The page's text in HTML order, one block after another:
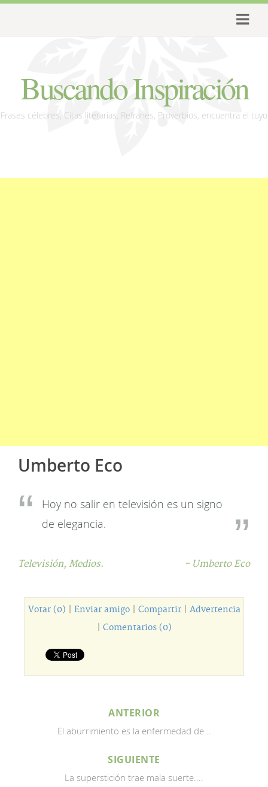
Buscando Inspiración
Frases célebres, Citas literarias, Refranes, Proverbios, encuentra el tuyo
Umberto Eco
Hoy no salir en televisión es un signo
de elegancia.
Televisión, Medios. - Umberto Eco
Votar (0) Enviar amigo| Compartir| Advertencia
Comentarios (0)
ANTERIOR
El aburrimiento es la enfermedad de...
SIGUIENTE
La superstición trae mala suerte....